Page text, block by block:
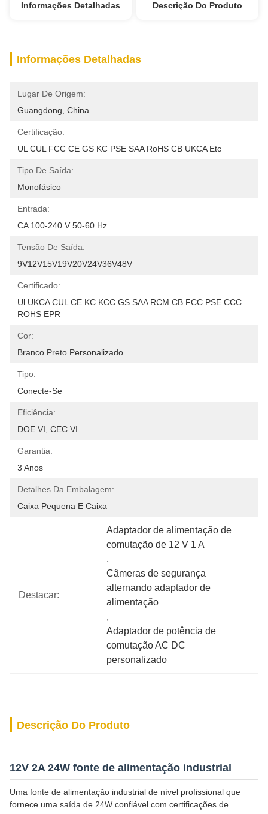
Informações Detalhadas Descrição Do Produto
Informações Detalhadas
Lugar De Origem:
Guangdong, China
Certificação:
UL CUL FCC CE GS KC PSE SAA RoHS CB UKCA Etc
Tipo De Saída:
Monofásico
Entrada:
CA 100-240 V 50-60 Hz
Tensão De Saída:
9V12V15V19V20V24V36V48V
Certificado:
Ul UKCA CUL CE KC KCC GS SAA RCM CB FCC PSE CCC
ROHS EPR
Cor:
Branco Preto Personalizado
Tipo:
Conecte-Se
Eficiência:
DOE VI, CEC VI
Garantia:
3 Anos
Detalhes Da Embalagem:
Caixa Pequena E Caixa
Destacar:
Adaptador de alimentação de
comutação de 12 V 1 A
,
Câmeras de segurança
alternando adaptador de
alimentação
,
Adaptador de potência de
comutação AC DC
personalizado
Descrição Do Produto
12V 2A 24W fonte de alimentação industrial
Uma fonte de alimentação industrial de nível profissional que
fornece uma saída de 24W confiável com certificações de